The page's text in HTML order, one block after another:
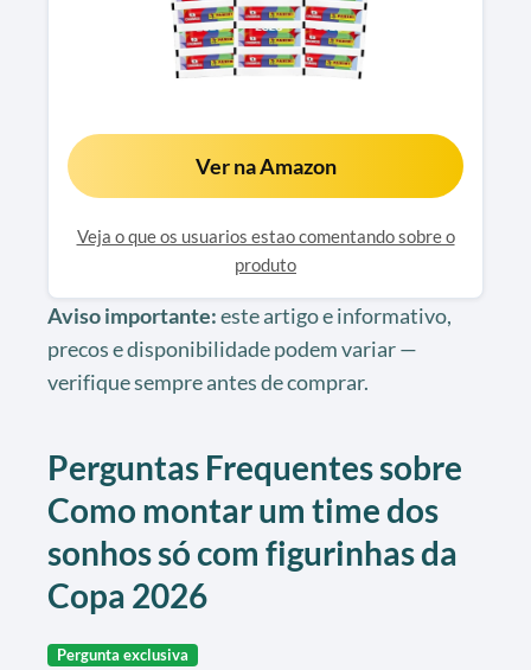
Ver na Amazon
Veja o que os usuarios estao comentando sobre o
produto
Aviso importante:este artigo e informativo,
precos e disponibilidade podem variar —
verifique sempre antes de comprar.
Perguntas Frequentes sobre
Como montar um time dos
sonhos só com figurinhas da
Copa 2026
Pergunta exclusiva